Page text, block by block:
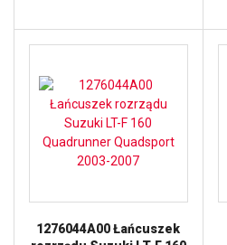
1276044A00 Łańcuszek